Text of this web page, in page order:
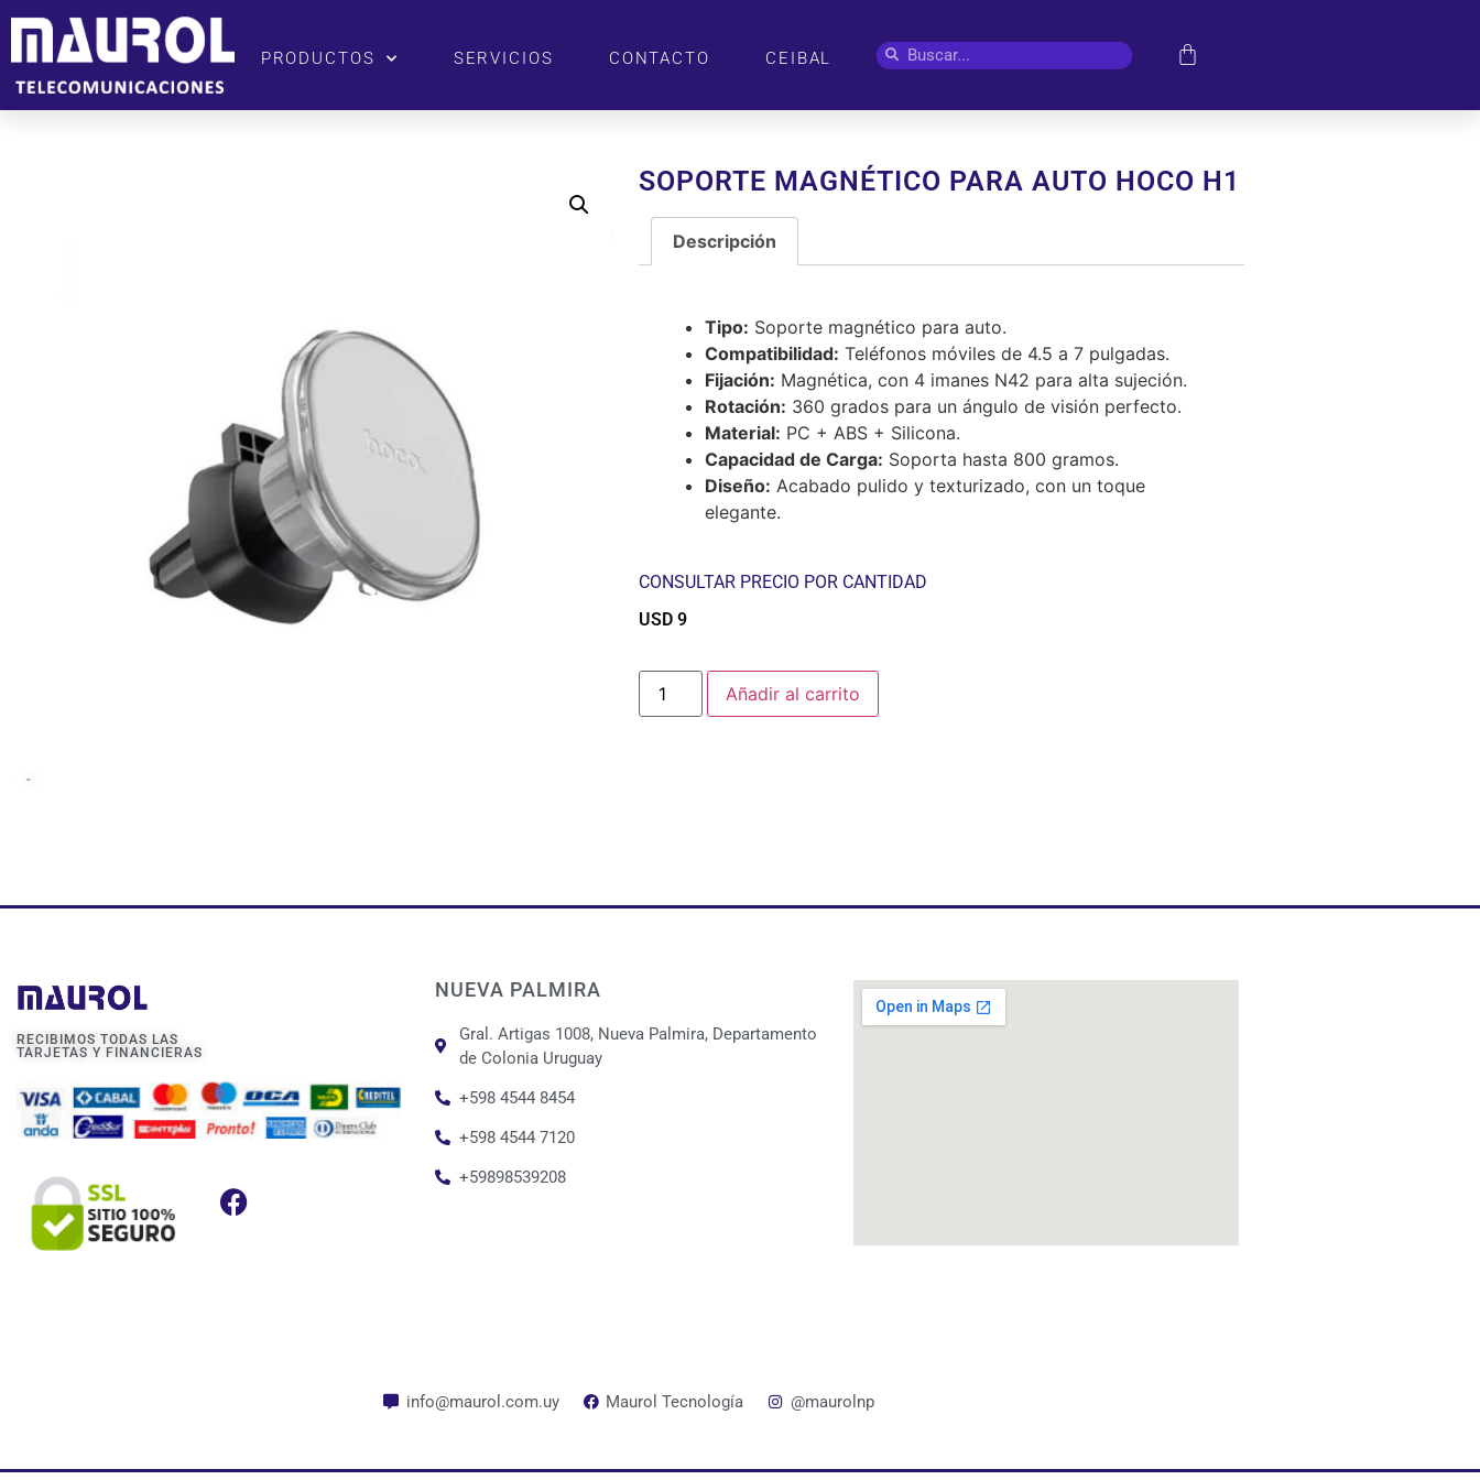
PRODUCTOS SERVICIOS CONTACTO CEIBAL
SOPORTE MAGNÉTICO PARA AUTO HOCO H1
Descripción
Tipo: Soporte magnético para auto.
Compatibilidad: Teléfonos móviles de 4.5 a 7 pulgadas.
Fijación: Magnética, con 4 imanes N42 para alta sujeción.
Rotación: 360 grados para un ángulo de visión perfecto.
Material: PC + ABS + Silicona.
Capacidad de Carga: Soporta hasta 800 gramos.
Diseño: Acabado pulido y texturizado, con un toque
elegante.
CONSULTAR PRECIO POR CANTIDAD
USD 9
Añadir al carrito
RECIBIMOS TODAS LAS
TARJETAS Y FINANCIERAS
NUEVA PALMIRA
Gral. Artigas 1008, Nueva Palmira, Departamento
de Colonia Uruguay
+598 4544 8454
+598 4544 7120
+59898539208
info@maurol.com.uy Maurol Tecnología @maurolnp